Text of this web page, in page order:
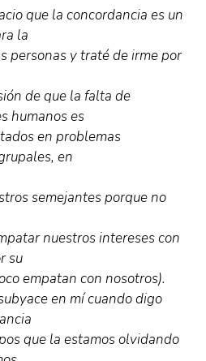
que la concordancia es un
la
personas y traté de irme por
de que la falta de
humanos es
en problemas
en
semejantes porque no
nuestros intereses con
su
empatan con nosotros).
en mí cuando digo
que la estamos olvidando